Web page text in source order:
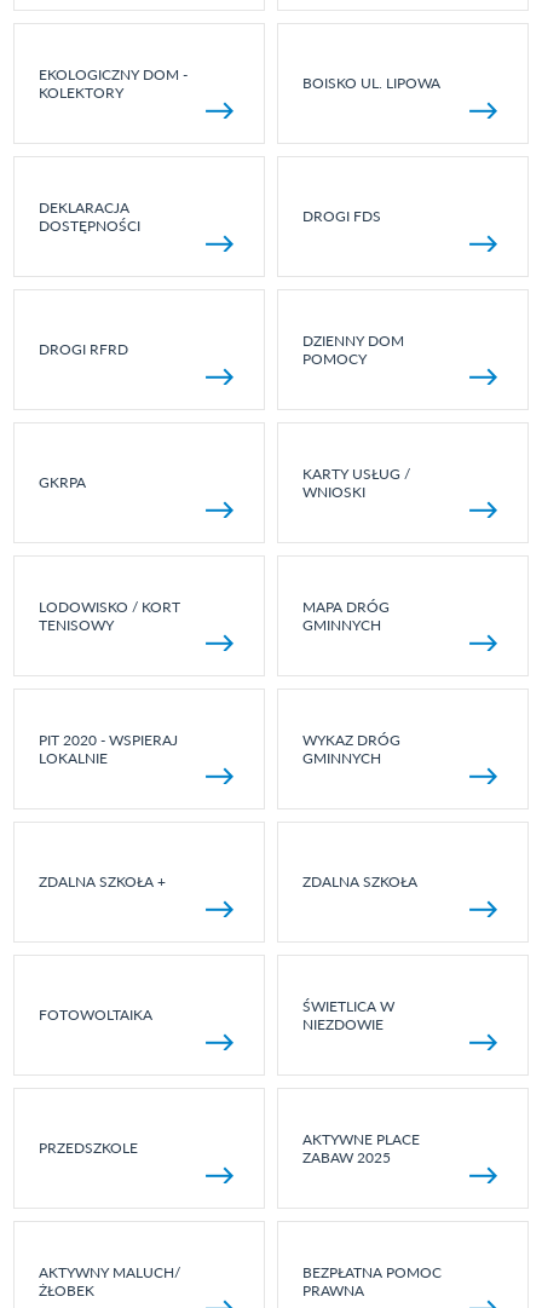
EKOLOGICZNY DOM -
KOLEKTORY
BOISKO UL. LIPOWA
DEKLARACJA
DOSTĘPNOŚCI
DROGI FDS
DROGI RFRD
DZIENNY DOM
POMOCY
GKRPA
KARTY USŁUG /
WNIOSKI
LODOWISKO / KORT
TENISOWY
MAPA DRÓG
GMINNYCH
PIT 2020 - WSPIERAJ
LOKALNIE
WYKAZ DRÓG
GMINNYCH
ZDALNA SZKOŁA + ZDALNA SZKOŁA
FOTOWOLTAIKA
ŚWIETLICA W
NIEZDOWIE
PRZEDSZKOLE
AKTYWNE PLACE
ZABAW 2025
AKTYWNY MALUCH/
ŻŁOBEK
BEZPŁATNA POMOC
PRAWNA